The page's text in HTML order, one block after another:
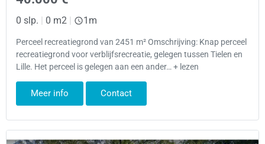
0 slp. | 0 m2 | 1m
Perceel recreatiegrond van 2451 m² Omschrijving: Knap perceel
recreatiegrond voor verblijfsrecreatie, gelegen tussen Tielen en
Lille. Het perceel is gelegen aan een ander… + lezen
Meer info Contact